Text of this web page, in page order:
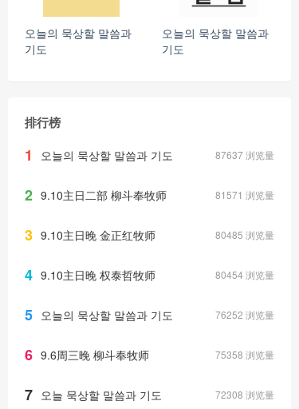
오늘의 묵상할 말씀과
기도
오늘의 묵상할 말씀과
기도
排行榜
1 오늘의 묵상할 말씀과 기도 87637浏览量
2 9.10主日二部 柳斗奉牧师 81571 浏览量
3 9.10主日晚 金正红牧师 80485 浏览量
4 9.10主日晚 权泰哲牧师 80454 浏览量
5 오늘의 묵상할 말씀과 기도 76252 浏览量
6 9.6周三晚 柳斗奉牧师 75358 浏览量
7 오늘 묵상할 말씀과 기도 72308 浏览量